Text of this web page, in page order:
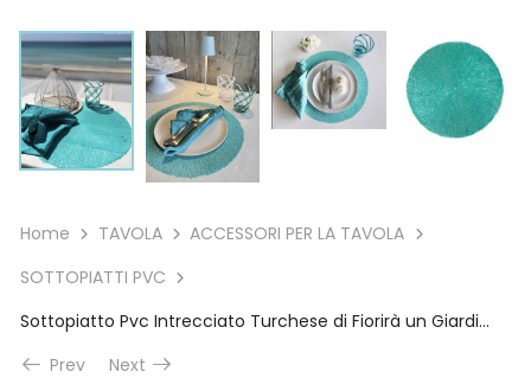
Home TAVOLA
ACCESSORI PER LA TAVOLA
SOTTOPIATTI PVC
Sottopiatto Pvc Intrecciato Turchese di Fiorirà un Giardino
Prev
Next